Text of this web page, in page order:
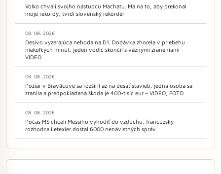
Volko chváli svojho nástupcu Machatu. Má na to, aby prekonal
moje rekordy, tvrdí slovenský rekordér
08. 08. 2026
Desivo vyzerajúca nehoda na D1. Dodávka zhorela v priebehu
niekoľkých minút, jeden vodič skončil s vážnymi zraneniami –
VIDEO
08. 08. 2026
Požiar v Braväcove sa rozšíril až na desať stavieb, jedna osoba sa
zranila a predpokladaná škoda je 400-tisíc eur – VIDEO, FOTO
08. 08. 2026
Počas MS chceli Messiho vyhodiť do vzduchu, francúzsky
rozhodca Letexier dostal 6000 nenávistných správ